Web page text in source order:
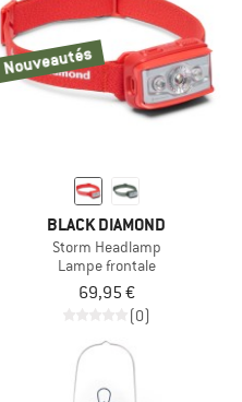
Nouveautés
BLACK DIAMOND
Storm Headlamp
Lampe frontale
69,95 €
(0)